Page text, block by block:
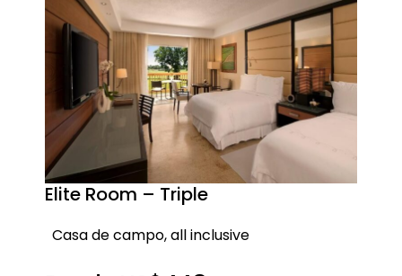
Elite Room – Triple
Casa de campo, all inclusive